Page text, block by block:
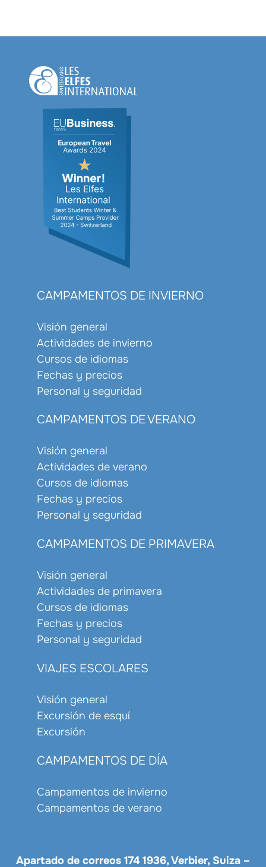
CAMPAMENTOS DE INVIERNO
Visión general
Actividades de invierno
Cursos de idiomas
Fechas y precios
Personal y seguridad
CAMPAMENTOS DE VERANO
Visión general
Actividades de verano
Cursos de idiomas
Fechas y precios
Personal y seguridad
CAMPAMENTOS DE PRIMAVERA
Visión general
Actividades de primavera
Cursos de idiomas
Fechas y precios
Personal y seguridad
VIAJES ESCOLARES
Visión general
Excursión de esquí
Excursión
CAMPAMENTOS DE DÍA
Campamentos de invierno
Campamentos de verano
Apartado de correos 174 1936, Verbier, Suiza –